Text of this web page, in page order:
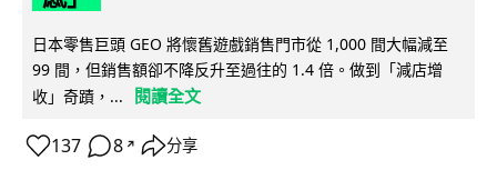
日本零售巨頭 GEO 將懷舊遊戲銷售門市從 1,000 間大幅減至
99 間，但銷售額卻不降反升至過往的 1.4 倍。做到「減店增
收」奇蹟，...
閱讀全文
137 8 ↗ 分享